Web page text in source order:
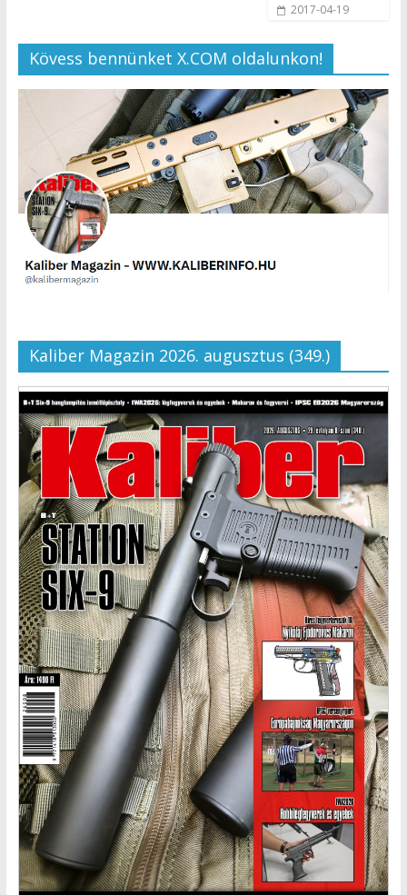
2017-04-19
Kövess bennünket X.COM oldalunkon!
Kaliber Magazin 2026. augusztus (349.)